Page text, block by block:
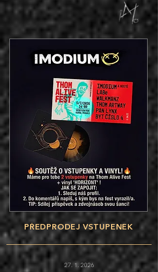
PŘEDPRODEJ VSTUPENEK
27. 1. 2026